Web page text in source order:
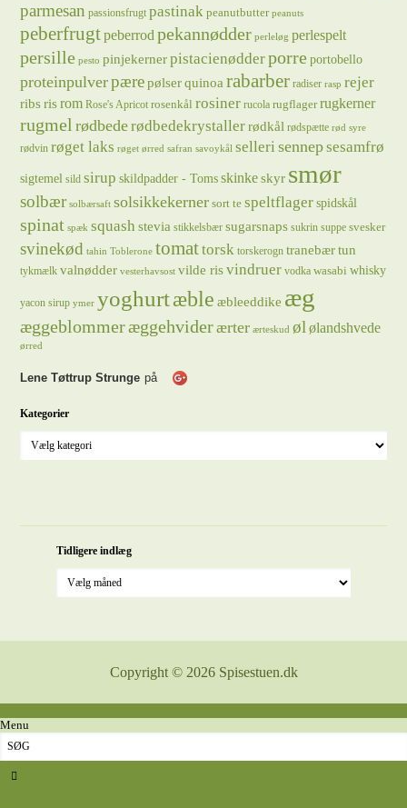
parmesan passionsfrugt pastinak peanutbutter peanuts
peberfrugtpeberrodpekannødder perleløg perlespelt
persille pesto pinjekerner pistacienødderporre portobello
proteinpulverpære pølser quinoa rabarber radiser rasp rejer
ribs risrom Rose's Apricot rosenkål rosiner rucola rugflager rugkerner
rugmel rødbederødbedekrystallerrødkål rødspætte rød syre
rødvin røget laks røget ørred safran savoykål sellerisennepsesamfrø
sigtemel sild sirup skildpadder - Toms skinke skyr smør
solbær solbærsaft solsikkekerner sort te speltflager spidskål
spinat spæk squash stevia stikkelsbær sugarsnaps sukrin suppe svesker
svinekød tahin Toblerone tomattorsk torskerogn tranebærtun
tykmælk valnødder vesterhavsost vilde ris vindruer vodka wasabi whisky
yacon sirup ymer yoghurtæble æbleeddike æg
æggeblommeræggehviderærter ærteskud øl ølandshvede
ørred
Lene Tøttrup Strunge på
Kategorier
Tidligere indlæg
Copyright © 2026 Spisestuen.dk
Menu